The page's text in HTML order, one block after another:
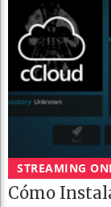
STREAMING
Cómo